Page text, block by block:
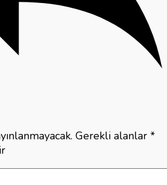
Gerekli alanlar *